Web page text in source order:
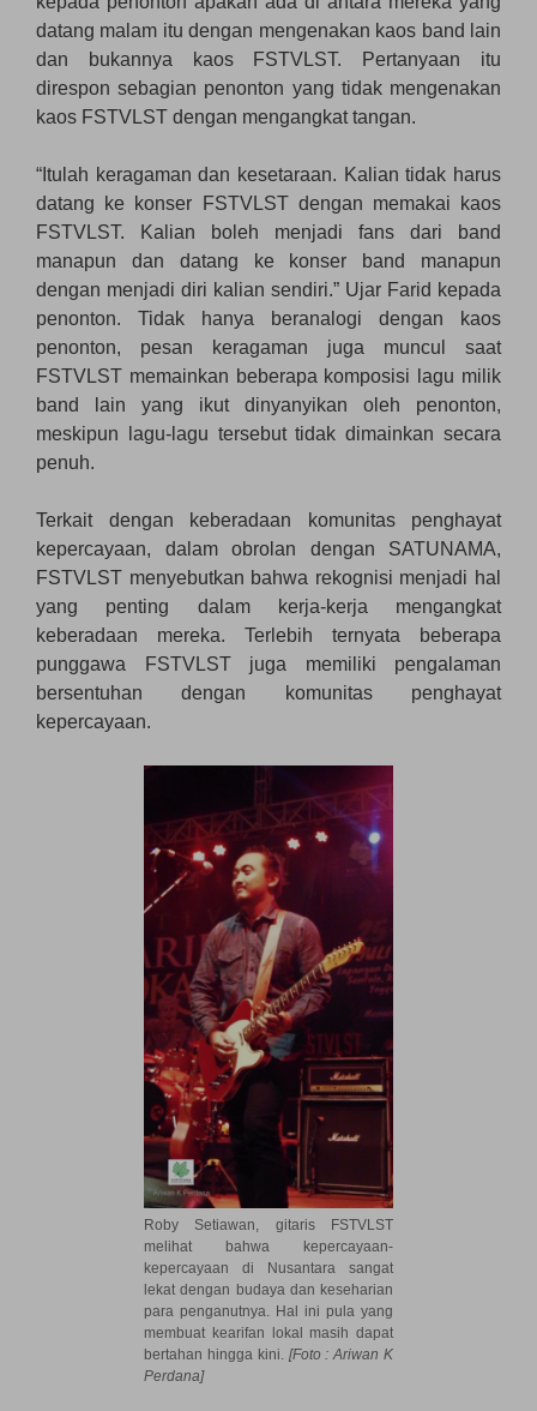
datang malam itu dengan mengenakan kaos band lain
dan bukannya kaos FSTVLST. Pertanyaan itu
direspon sebagian penonton yang tidak mengenakan
kaos FSTVLST dengan mengangkat tangan.
“Itulah keragaman dan kesetaraan. Kalian tidak harus
datang ke konser FSTVLST dengan memakai kaos
FSTVLST. Kalian boleh menjadi fans dari band
manapun dan datang ke konser band manapun
dengan menjadi diri kalian sendiri.” Ujar Farid kepada
penonton. Tidak hanya beranalogi dengan kaos
penonton, pesan keragaman juga muncul saat
FSTVLST memainkan beberapa komposisi lagu milik
band lain yang ikut dinyanyikan oleh penonton,
meskipun lagu-lagu tersebut tidak dimainkan secara
penuh.
Terkait dengan keberadaan komunitas penghayat
kepercayaan, dalam obrolan dengan SATUNAMA,
FSTVLST menyebutkan bahwa rekognisi menjadi hal
yang penting dalam kerja-kerja mengangkat
keberadaan mereka. Terlebih ternyata beberapa
punggawa FSTVLST juga memiliki pengalaman
bersentuhan dengan komunitas penghayat
kepercayaan.
Roby Setiawan, gitaris FSTVLST
melihat bahwa kepercayaan-
kepercayaan di Nusantara sangat
lekat dengan budaya dan keseharian
para penganutnya. Hal ini pula yang
membuat kearifan lokal masih dapat
bertahan hingga kini. [Foto : Ariwan K
Perdana]